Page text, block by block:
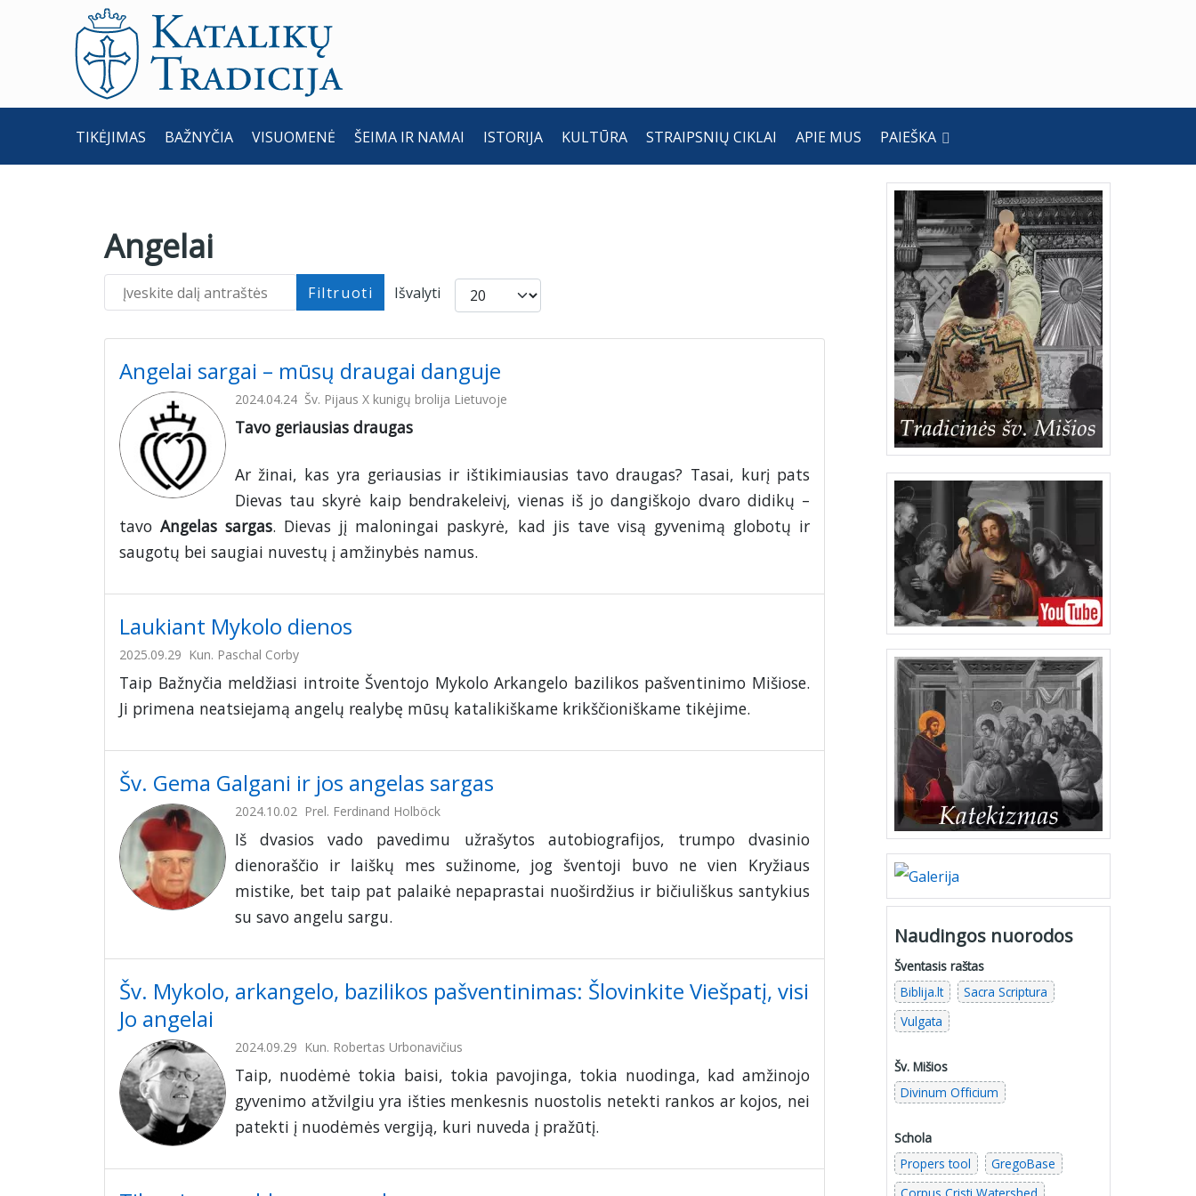
TIKĖJIMAS BAŽNYČIA VISUOMENĖ ŠEIMA IR NAMAI ISTORIJA KULTŪRA STRAIPSNIŲ CIKLAI APIE MUS PAIEŠKA
Angelai
Įveskite dalį antraštės Filtruoti Išvalyti Rodyti po
Angelai sargai – mūsų draugai danguje
2024.04.24 Šv. Pijaus X kunigų brolija Lietuvoje
Tavo geriausias draugas
Ar žinai, kas yra geriausias ir ištikimiausias tavo draugas? Tasai, kurį pats
Dievas tau skyrė kaip bendrakeleivį, vienas iš jo dangiškojo dvaro didikų –
tavoAngelas sargas. Dievas jį maloningai paskyrė, kad jis tave visą gyvenimą globotų ir
saugotų bei saugiai nuvestų į amžinybės namus.
Laukiant Mykolo dienos
2025.09.29 Kun. Paschal Corby
Taip Bažnyčia meldžiasi introite Šventojo Mykolo Arkangelo bazilikos pašventinimo Mišiose.
Ji primena neatsiejamą angelų realybę mūsų katalikiškame krikščioniškame tikėjime.
Šv. Gema Galgani ir jos angelas sargas
2024.10.02 Prel. Ferdinand Holböck
Iš dvasios vado pavedimu užrašytos autobiografijos, trumpo dvasinio
dienoraščio ir laiškų mes sužinome, jog šventoji buvo ne vien Kryžiaus
mistike, bet taip pat palaikė nepaprastai nuoširdžius ir bičiuliškus santykius
su savo angelu sargu.
Šv. Mykolo, arkangelo, bazilikos pašventinimas: Šlovinkite Viešpatį, visi
Jo angelai
2024.09.29 Kun. Robertas Urbonavičius
Taip, nuodėmė tokia baisi, tokia pavojinga, tokia nuodinga, kad amžinojo
gyvenimo atžvilgiu yra išties menkesnis nuostolis netekti rankos ar kojos, nei
patekti į nuodėmės vergiją, kuri nuveda į pražūtį.
Naudingos nuorodos
Šventasis raštas
Biblija.lt
Sacra Scriptura
Vulgata
Šv. Mišios
Divinum Officium
Schola
Propers tool
GregoBase